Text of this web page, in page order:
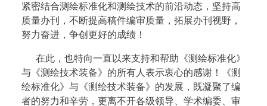
紧密结合测绘标准化和测绘技术的前沿动态，坚持高
质量办刊，不断提高稿件编审质量，拓展办刊视野，
努力奋进，争创更好的成绩！
在此，也特向一直以来支持和帮助《测绘标准化》
与《测绘技术装备》的所有人表示衷心的感谢！《测
绘标准化》与《测绘技术装备》的发展，既凝聚了编
者的努力和辛劳，更离不开各级领导、学术编委、审